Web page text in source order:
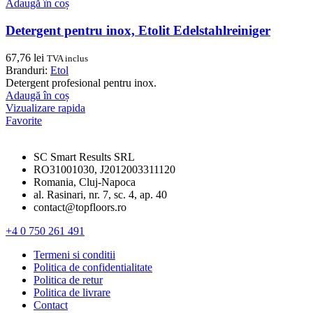
Adaugă în coș
Detergent pentru inox, Etolit Edelstahlreiniger
67,76 lei TVA inclus
Branduri: Etol
Detergent profesional pentru inox.
Adaugă în coș
Vizualizare rapida
Favorite
SC Smart Results SRL
RO31001030, J2012003311120
Romania, Cluj-Napoca
al. Rasinari, nr. 7, sc. 4, ap. 40
contact@topfloors.ro
+4 0 750 261 491
Termeni si conditii
Politica de confidentialitate
Politica de retur
Politica de livrare
Contact